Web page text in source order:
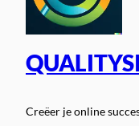
Creëer je online